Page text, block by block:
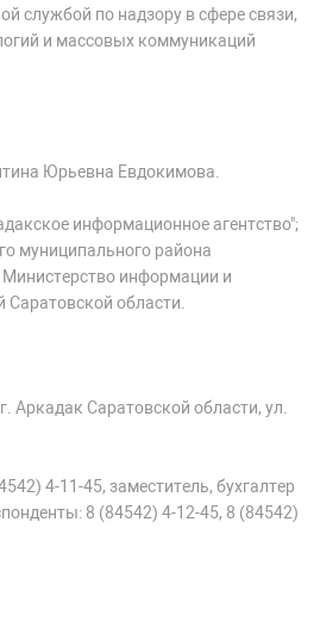
службой по надзору в сфере связи,
и массовых коммуникаций
Юрьевна Евдокимова.
информационное агентство";
муниципального района
информации и
области.
Аркадак Саратовской области, ул.
4-11-45, заместитель, бухгалтер
8 (84542) 4-12-45, 8 (84542)